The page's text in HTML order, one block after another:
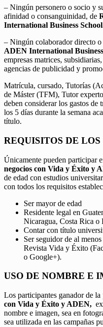
– Ningún personero o socio y
afinidad o consanguinidad, de
International Business
– Ningún colaborador directo
ADEN International
empresas matrices,
agencias de publicidad y
Matrícula, cursado, Tutorías
de Máster (TFM), Tutor
deben considerar los gastos de
los 5 días durante la semana
título.
REQUISITOS DE
Únicamente pueden participar
negocios con Vida y Éxito y
de edad con estudios
con todos los requisitos
Ser mayor de edad
Residente legal en
Nicaragua, Costa Rica o
Contar con título
Ser seguidor de al
Revista Vida y Éxito
o Google+).
USO DE NOMBRE E
Los participantes ganador de
con Vida y Éxito y ADEN,
nombre e imagen, sea en
sea utilizada en las campañas